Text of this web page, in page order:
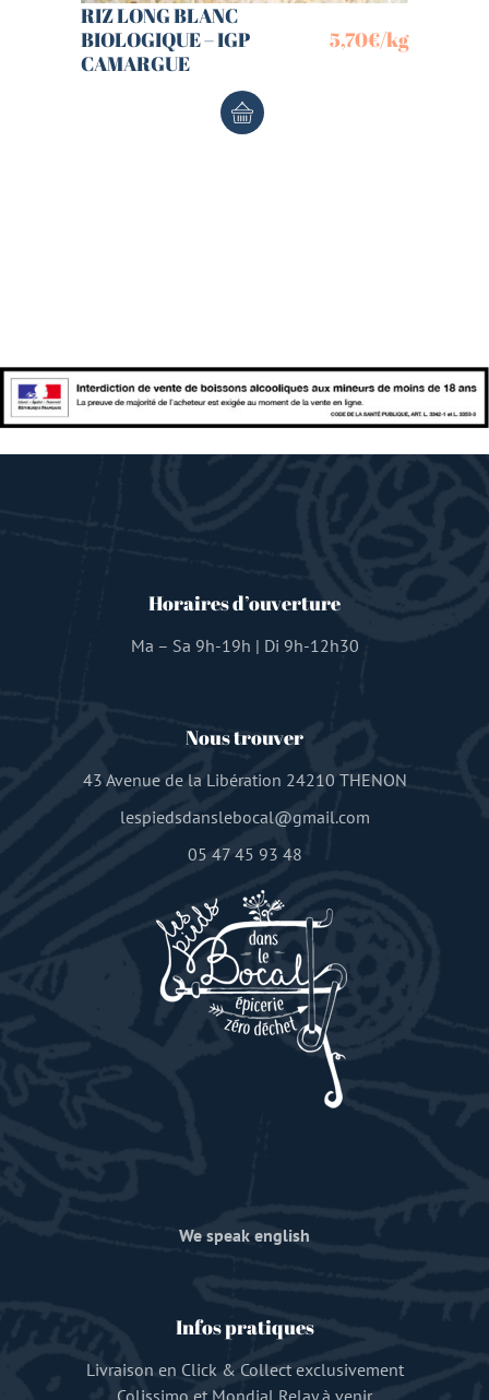
RIZ LONG BLANC
BIOLOGIQUE – IGP
CAMARGUE
5,70€/kg
Horaires d’ouverture
Ma – Sa 9h-19h | Di 9h-12h30
Nous trouver
43 Avenue de la Libération 24210 THENON
lespiedsdanslebocal@gmail.com
05 47 45 93 48
We speak english
Infos pratiques
Livraison en Click & Collect exclusivement
Colissimo et Mondial Relay à venir